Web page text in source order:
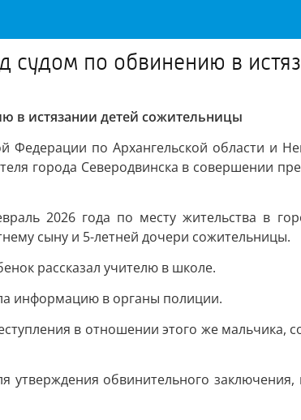
судом по обвинению в
в истязании детей сожительницы
Федерации по Архангельской области и
города Северодвинска в совершении
2026 года по месту жительства в
сыну и 5-летней дочери сожительницы.
рассказал учителю в школе.
информацию в органы полиции.
в отношении этого же мальчика,
утверждения обвинительного